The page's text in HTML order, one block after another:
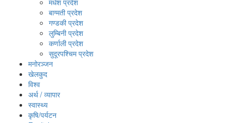
मधेश प्रदेश
बाग्मती प्रदेश
गण्डकी प्रदेश
लुम्बिनी प्रदेश
कर्णाली प्रदेश
सुदूरपश्‍चिम प्रदेश
मनोरञ्‍जन
खेलकुद
विश्‍व
अर्थ / व्यापार
स्वास्थ्य
कृषि/पर्यटन